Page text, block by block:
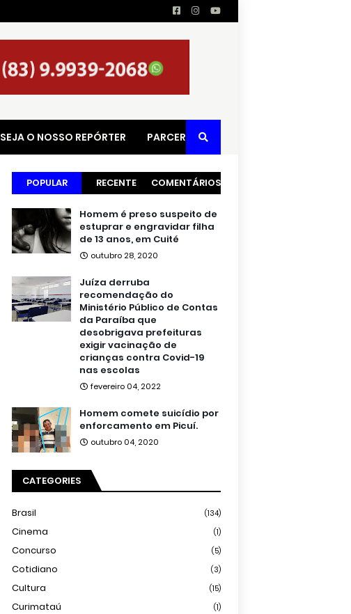
SEJA O NOSSO REPÓRTER PARCERIAS
POPULAR RECENTE COMENTÁRIOS
Homem é preso suspeito de
estuprar e engravidar filha
de 13 anos, em Cuité
outubro 28, 2020
Juíza derruba
recomendação do
Ministério Público de Contas
da Paraíba que
desobrigava prefeituras
exigir vacinação de
crianças contra Covid-19
nas escolas
fevereiro 04, 2022
Homem comete suicídio por
enforcamento em Picuí.
outubro 04, 2020
CATEGORIES
Brasil (134)
Cinema (1)
Concurso (5)
Cotidiano (3)
Cultura (15)
Curimataú (1)